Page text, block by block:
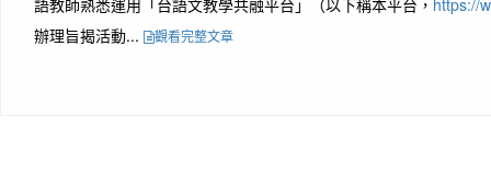
辦理旨揭活動...
觀看完整文章